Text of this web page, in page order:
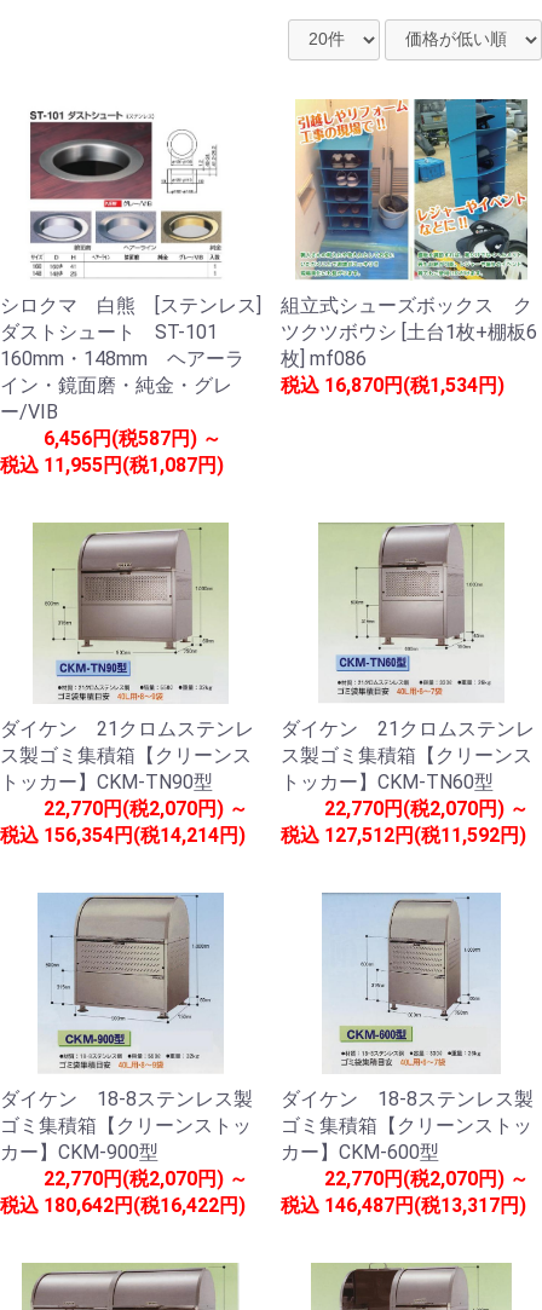
シロクマ 白熊 [ステンレス]
ダストシュート ST-101
160mm・148mm ヘアーラ
イン・鏡面磨・純金・グレ
ー/VIB
税込
6,456円(税587円) ～
11,955円(税1,087円)
組立式シューズボックス ク
ツクツボウシ [土台1枚+棚板6
枚] mf086
税込 16,870円(税1,534円)
ダイケン 21クロムステンレ
ス製ゴミ集積箱【クリーンス
トッカー】CKM-TN90型
税込
22,770円(税2,070円) ～
156,354円(税14,214円)
ダイケン 21クロムステンレ
ス製ゴミ集積箱【クリーンス
トッカー】CKM-TN60型
税込
22,770円(税2,070円) ～
127,512円(税11,592円)
ダイケン 18-8ステンレス製
ゴミ集積箱【クリーンストッ
カー】CKM-900型
税込
22,770円(税2,070円) ～
180,642円(税16,422円)
ダイケン 18-8ステンレス製
ゴミ集積箱【クリーンストッ
カー】CKM-600型
税込
22,770円(税2,070円) ～
146,487円(税13,317円)